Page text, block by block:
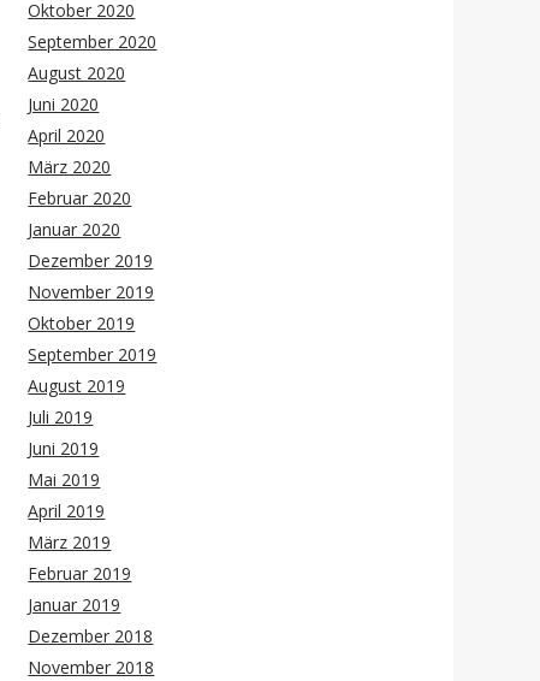
Oktober 2020
September 2020
August 2020
Juni 2020
April 2020
März 2020
Februar 2020
Januar 2020
Dezember 2019
November 2019
Oktober 2019
September 2019
August 2019
Juli 2019
Juni 2019
Mai 2019
April 2019
März 2019
Februar 2019
Januar 2019
Dezember 2018
November 2018